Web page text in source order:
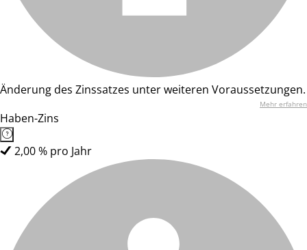
Änderung des Zinssatzes unter weiteren Voraussetzungen.
Mehr erfahren
Haben-Zins
2,00 % pro Jahr